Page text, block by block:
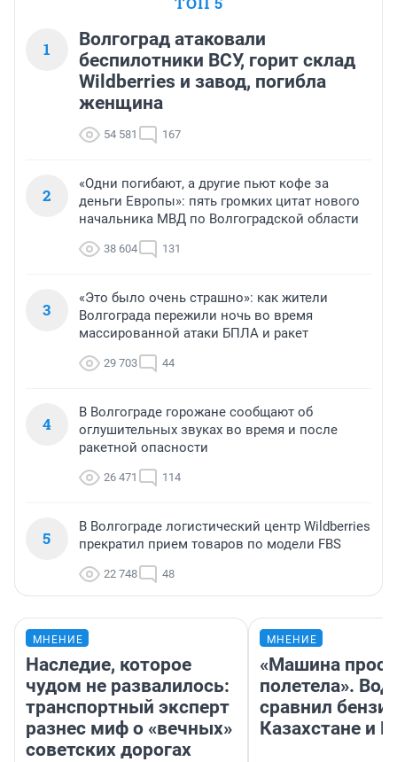
1
Волгоград атаковали
беспилотники ВСУ, горит склад
Wildberries и завод, погибла
женщина
54 581 167
2
«Одни погибают, а другие пьют кофе за
деньги Европы»: пять громких цитат нового
начальника МВД по Волгоградской области
38 604 131
3
«Это было очень страшно»: как жители
Волгограда пережили ночь во время
массированной атаки БПЛА и ракет
29 703 44
4
В Волгограде горожане сообщают об
оглушительных звуках во время и после
ракетной опасности
26 471 114
5
В Волгограде логистический центр Wildberries
прекратил прием товаров по модели FBS
22 748 48
МНЕНИЕ
Наследие, которое
чудом не развалилось:
транспортный эксперт
разнес миф о «вечных»
советских дорогах
МНЕНИЕ
«Машина
полетела».
сравнил
Казахстане и